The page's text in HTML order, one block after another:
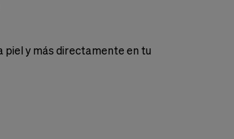
piel y más directamente en tu